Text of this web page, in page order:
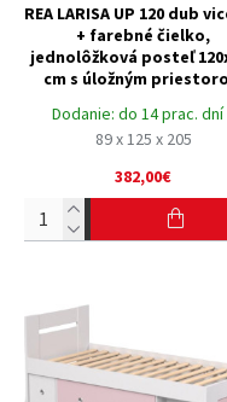
Dodanie: do 14 prac. dní
89 x 125 x 205
REA LARISA UP 120 dub
+ farebné čielko,
jednolôžková posteľ
cm s úložným
382,00€